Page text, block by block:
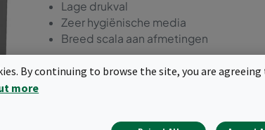
Lage drukval
Zeer hygiënische media
Breed scala aan afmetingen
Offerte aanvragen
By continuing to browse the site, you are agreeing
more